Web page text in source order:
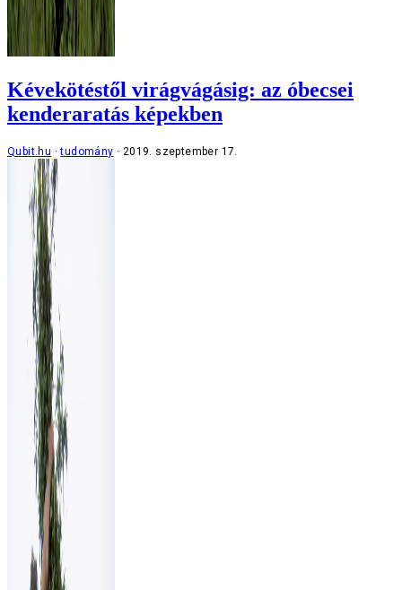
Kévekötéstől virágvágásig: az óbecsei
kenderaratás képekben
Qubit.hu tudomány 2019. szeptember 17.